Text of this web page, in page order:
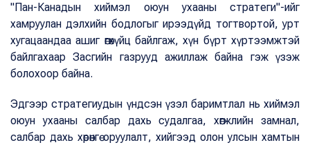
"Пан-Канадын хиймэл оюун ухааны стратеги"-ийг
хамруулан дэлхийн бодлогыг ирээдүйд тогтвортой, урт
хугацаандаа ашиг өгөхүйц байлгаж, хүн бүрт хүртээмжтэй
байлгахаар Засгийн газрууд ажиллаж байна гэж үзэж
болохоор байна.
Эдгээр стратегиудын үндсэн үзэл баримтлал нь хиймэл
оюун ухааны салбар дахь судалгаа, хөгжлийн замнал,
салбар дахь хөрөнгө оруулалт, хийгээд олон улсын хамтын